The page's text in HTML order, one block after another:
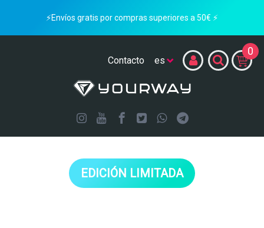
⚡Envíos gratis por compras superiores a 50€ ⚡
Contacto
0
EDICIÓN LIMITADA